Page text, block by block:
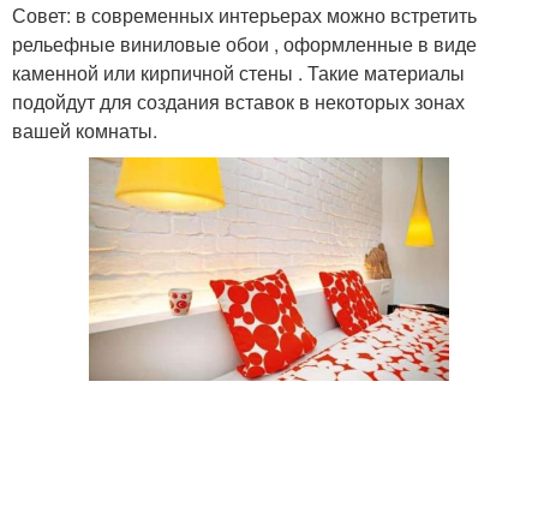
Совет: в современных интерьерах можно встретить
рельефные виниловые обои , оформленные в виде
каменной или кирпичной стены . Такие материалы
подойдут для создания вставок в некоторых зонах
вашей комнаты.